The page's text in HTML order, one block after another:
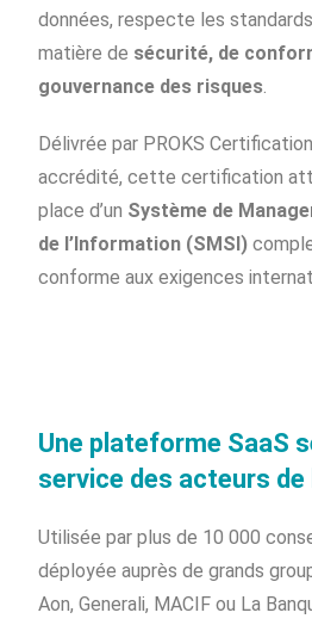
données, respecte les
matière de sécurité, de
gouvernance des risques.
Délivrée par PROKS
accrédité, cette certification
place d’un Système de
de l’Information (SMSI)
conforme aux exigences
Une plateforme SaaS
service des acteurs de
Utilisée par plus de 10 000
déployée auprès de grands
Aon, Generali, MACIF ou La